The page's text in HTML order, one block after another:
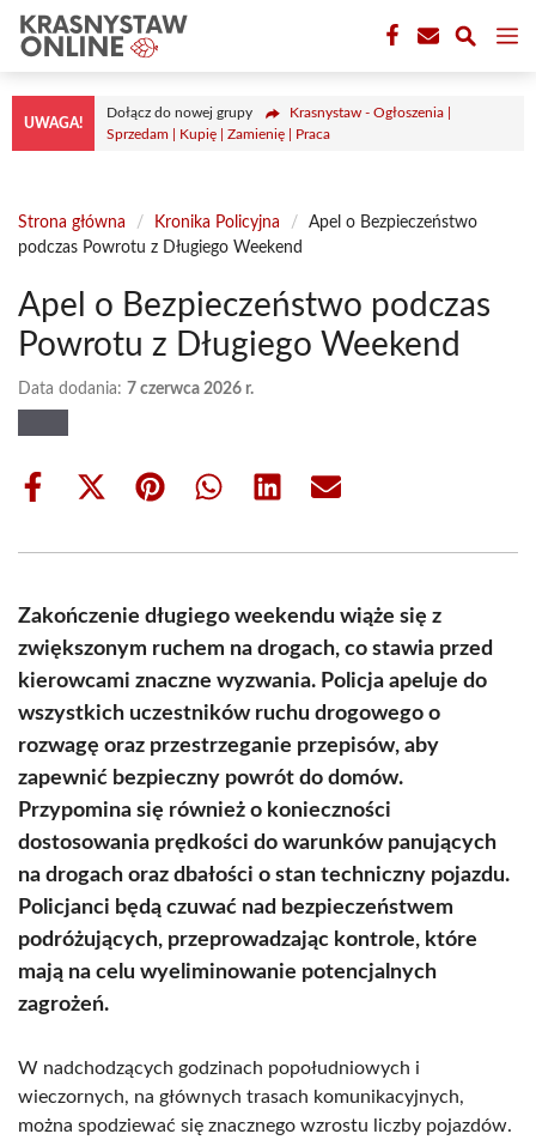
Przejdź
treści
UWAGA!
Dołącz do nowej grupy
Krasnystaw - Ogłoszenia |
Sprzedam | Kupię | Zamienię | Praca
Strona główna / Kronika Policyjna /
Apel o Bezpieczeństwo
podczas Powrotu z Długiego Weekend
Apel o Bezpieczeństwo podczas
Powrotu z Długiego Weekend
Data dodania: 7 czerwca 2026 r.
Share
Share
(Twitter)
Share Share Share Share
Zakończenie długiego weekendu wiąże się z
zwiększonym ruchem na drogach, co stawia przed
kierowcami znaczne wyzwania. Policja apeluje do
wszystkich uczestników ruchu drogowego o
rozwagę oraz przestrzeganie przepisów, aby
zapewnić bezpieczny powrót do domów.
Przypomina się również o konieczności
dostosowania prędkości do warunków panujących
na drogach oraz dbałości o stan techniczny pojazdu.
Policjanci będą czuwać nad bezpieczeństwem
podróżujących, przeprowadzając kontrole, które
mają na celu wyeliminowanie potencjalnych
zagrożeń.
W nadchodzących godzinach popołudniowych i
wieczornych, na głównych trasach komunikacyjnych,
można spodziewać się znacznego wzrostu liczby pojazdów.